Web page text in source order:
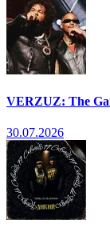
VERZUZ: The
30.07.2026